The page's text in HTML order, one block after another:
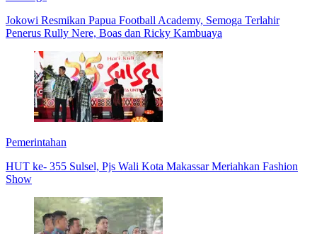
Jokowi Resmikan Papua Football Academy, Semoga Terlahir
Penerus Rully Nere, Boas dan Ricky Kambuaya
Pemerintahan
HUT ke- 355 Sulsel, Pjs Wali Kota Makassar Meriahkan Fashion
Show